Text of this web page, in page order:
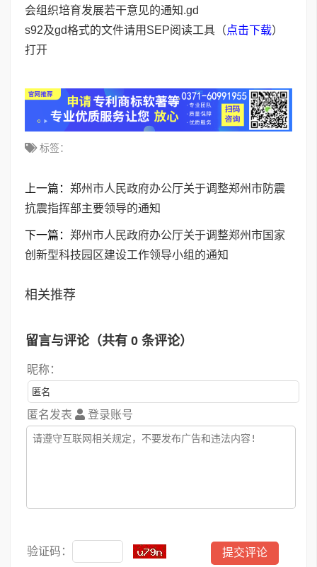
会组织培育发展若干意见的通知.gd
s92及gd格式的文件请用SEP阅读工具（点击下载）
打开
标签：
上一篇： 郑州市人民政府办公厅关于调整郑州市防震
抗震指挥部主要领导的通知
下一篇： 郑州市人民政府办公厅关于调整郑州市国家
创新型科技园区建设工作领导小组的通知
相关推荐
留言与评论（共有 0 条评论）
昵称：
匿名发表 登录账号
验证码：